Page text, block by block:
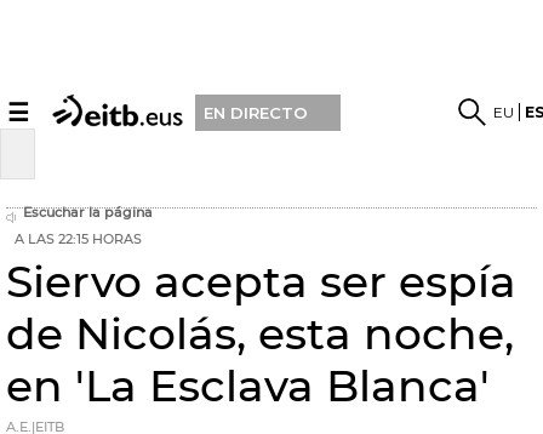
☰ EN DIRECTO EU
Escuchar la página
A LAS 22:15 HORAS
Siervo acepta ser espía
de Nicolás, esta noche,
en 'La Esclava Blanca'
A.E.|EITB